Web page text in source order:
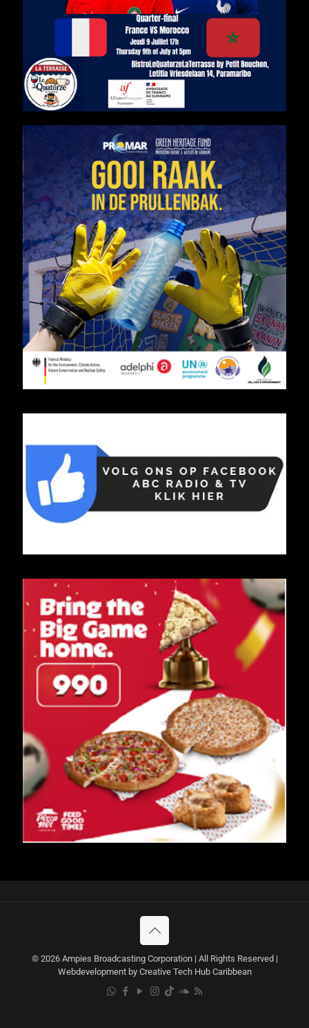
© 2026 Ampies Broadcasting Corporation | All Rights Reserved |
Webdevelopment by Creative Tech Hub Caribbean